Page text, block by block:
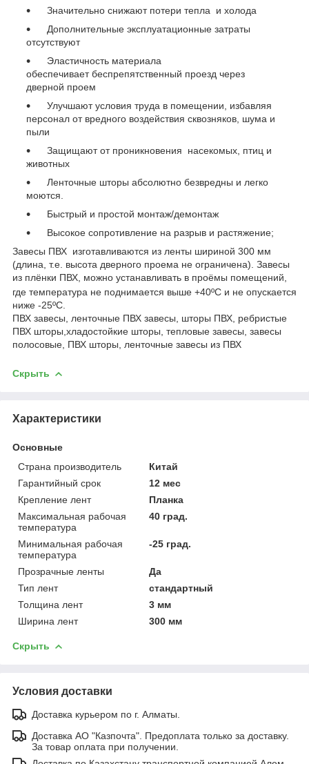
Значительно снижают потери тепла и холода
Дополнительные эксплуатационные затраты
отсутствуют
Эластичность материала
обеспечиваетбеспрепятственный проезд через
дверной проем
Улучшают условия труда в помещении, избавляя
персонал от вредного воздействия сквозняков, шума и
пыли
Защищают от проникновения насекомых, птиц и
животных
Ленточные шторы абсолютно безвредны и легко
моются.
Быстрый и простой монтаж/демонтаж
Высокое сопротивление на разрыв и растяжение;
Завесы ПВХ изготавливаются из ленты шириной 300 мм
(длина, т.е. высота дверного проема не ограничена). Завесы
из плёнки ПВХ, можно устанавливать в проёмы помещений,
где температура не поднимается выше +40ºС и не опускается
ниже -25ºС
ПВХ завесы, ленточные ПВХ завесы, шторы ПВХ, ребристые
ПВХ шторы,хладостойкие шторы, тепловые завесы, завесы
полосовые, ПВХ шторы, ленточные завесы из ПВХ
Скрыть
Характеристики
Основные
Страна производитель
Китай
Гарантийный срок
12 мес
Крепление лент
Планка
Максимальная рабочая
температура
40 град.
Минимальная рабочая
температура
-25 град.
Прозрачные ленты
Да
Тип лент
стандартный
Толщина лент
3 мм
Ширина лент
300 мм
Скрыть
Условия доставки
Доставка курьером по г. Алматы.
Доставка АО "Казпочта". Предоплата только за доставку.
За товар оплата при получении.